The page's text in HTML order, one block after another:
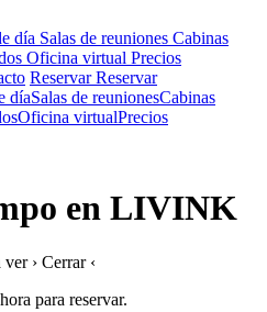
día Salas de reuniones Cabinas
Oficina virtual Precios
Reservar Reservar
díaSalas de reunionesCabinas
Oficina virtualPrecios
en LIVINK
ver › Cerrar ‹
para reservar.